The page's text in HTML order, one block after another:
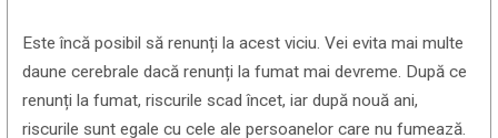
Este încă posibil să renunți la acest viciu. Vei evita mai multe
daune cerebrale dacă renunți la fumat mai devreme. După ce
renunți la fumat, riscurile scad încet, iar după nouă ani,
riscurile sunt egale cu cele ale persoanelor care nu fumează.